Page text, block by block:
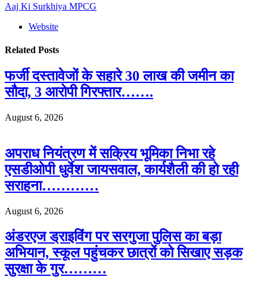
Aaj Ki Surkhiya MPCG
Website
Related Posts
फर्जी दस्तावेजों के सहारे 30 लाख की जमीन का
सौदा, 3 आरोपी गिरफ्तार…….
August 6, 2026
अपराध नियंत्रण में सक्रिय भूमिका निभा रहे
एसडीओपी धुर्वेश जायसवाल, कार्यशैली की हो रही
सराहना…………
August 6, 2026
अंडरएज ड्राइविंग पर सरगुजा पुलिस का बड़ा
अभियान, स्कूल पहुंचकर छात्रों को सिखाए सड़क
सुरक्षा के गुर………